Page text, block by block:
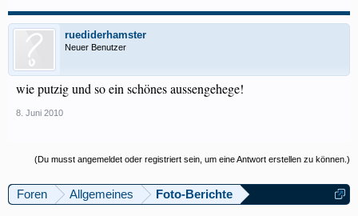
ruediderhamster
Neuer Benutzer
wie putzig und so ein schönes aussengehege!
8. Juni 2010
(Du musst angemeldet oder registriert sein, um eine Antwort erstellen zu können.)
Foren Allgemeines Foto-Berichte